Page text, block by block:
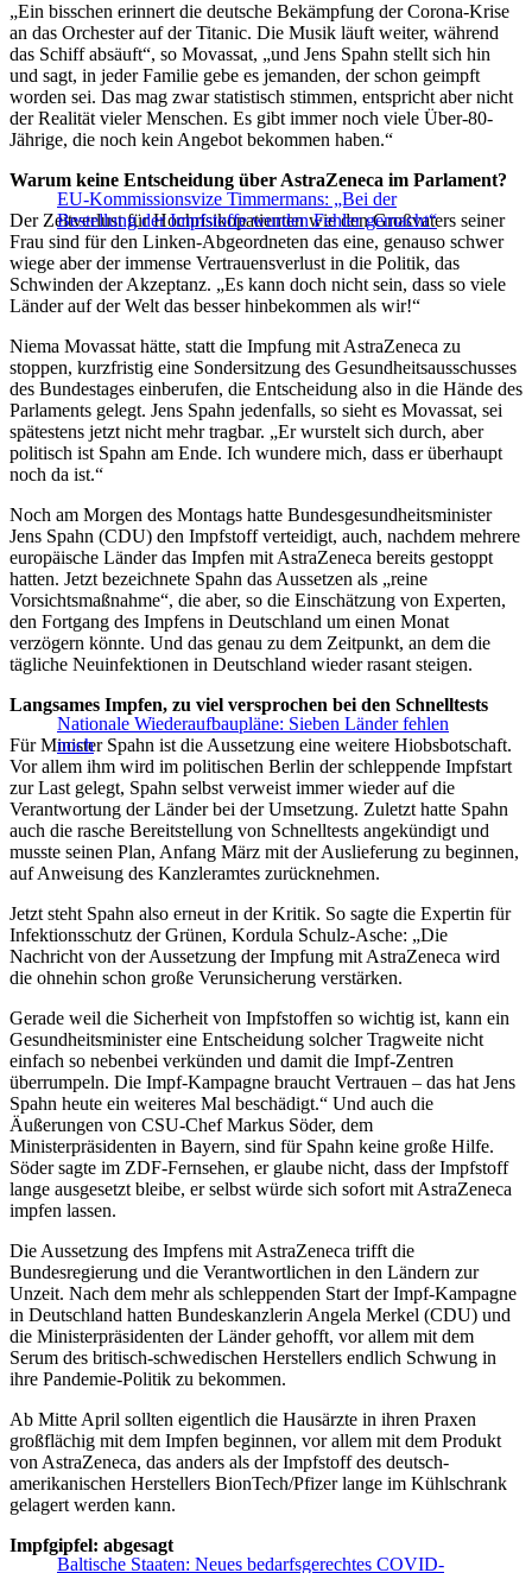
„Ein bisschen erinnert die deutsche Bekämpfung der Corona-Krise
an das Orchester auf der Titanic. Die Musik läuft weiter, während
das Schiff absäuft“, so Movassat, „und Jens Spahn stellt sich hin
und sagt, in jeder Familie gebe es jemanden, der schon geimpft
worden sei. Das mag zwar statistisch stimmen, entspricht aber nicht
der Realität vieler Menschen. Es gibt immer noch viele Über-80-
Jährige, die noch kein Angebot bekommen haben.“
EU-Kommissionsvize Timmermans: „Bei der
Bestellung der Impfstoffe wurden Fehler gemacht“
Warum keine Entscheidung über AstraZeneca im Parlament?
Der Zeitverlust für Hochrisikopatienten wie den Großvaters seiner
Frau sind für den Linken-Abgeordneten das eine, genauso schwer
wiege aber der immense Vertrauensverlust in die Politik, das
Schwinden der Akzeptanz. „Es kann doch nicht sein, dass so viele
Länder auf der Welt das besser hinbekommen als wir!“
Niema Movassat hätte, statt die Impfung mit AstraZeneca zu
stoppen, kurzfristig eine Sondersitzung des Gesundheitsausschusses
des Bundestages einberufen, die Entscheidung also in die Hände des
Parlaments gelegt. Jens Spahn jedenfalls, so sieht es Movassat, sei
spätestens jetzt nicht mehr tragbar. „Er wurstelt sich durch, aber
politisch ist Spahn am Ende. Ich wundere mich, dass er überhaupt
noch da ist.“
Noch am Morgen des Montags hatte Bundesgesundheitsminister
Jens Spahn (CDU) den Impfstoff verteidigt, auch, nachdem mehrere
europäische Länder das Impfen mit AstraZeneca bereits gestoppt
hatten. Jetzt bezeichnete Spahn das Aussetzen als „reine
Vorsichtsmaßnahme“, die aber, so die Einschätzung von Experten,
den Fortgang des Impfens in Deutschland um einen Monat
verzögern könnte. Und das genau zu dem Zeitpunkt, an dem die
tägliche Neuinfektionen in Deutschland wieder rasant steigen.
Nationale Wiederaufbaupläne: Sieben Länder fehlen
noch
Langsames Impfen, zu viel versprochen bei den Schnelltests
Für Minister Spahn ist die Aussetzung eine weitere Hiobsbotschaft.
Vor allem ihm wird im politischen Berlin der schleppende Impfstart
zur Last gelegt, Spahn selbst verweist immer wieder auf die
Verantwortung der Länder bei der Umsetzung. Zuletzt hatte Spahn
auch die rasche Bereitstellung von Schnelltests angekündigt und
musste seinen Plan, Anfang März mit der Auslieferung zu beginnen,
auf Anweisung des Kanzleramtes zurücknehmen.
Jetzt steht Spahn also erneut in der Kritik. So sagte die Expertin für
Infektionsschutz der Grünen, Kordula Schulz-Asche: „Die
Nachricht von der Aussetzung der Impfung mit AstraZeneca wird
die ohnehin schon große Verunsicherung verstärken.
Gerade weil die Sicherheit von Impfstoffen so wichtig ist, kann ein
Gesundheitsminister eine Entscheidung solcher Tragweite nicht
einfach so nebenbei verkünden und damit die Impf-Zentren
überrumpeln. Die Impf-Kampagne braucht Vertrauen – das hat Jens
Spahn heute ein weiteres Mal beschädigt.“ Und auch die
Äußerungen von CSU-Chef Markus Söder, dem
Ministerpräsidenten in Bayern, sind für Spahn keine große Hilfe.
Söder sagte im ZDF-Fernsehen, er glaube nicht, dass der Impfstoff
lange ausgesetzt bleibe, er selbst würde sich sofort mit AstraZeneca
impfen lassen.
Die Aussetzung des Impfens mit AstraZeneca trifft die
Bundesregierung und die Verantwortlichen in den Ländern zur
Unzeit. Nach dem mehr als schleppenden Start der Impf-Kampagne
in Deutschland hatten Bundeskanzlerin Angela Merkel (CDU) und
die Ministerpräsidenten der Länder gehofft, vor allem mit dem
Serum des britisch-schwedischen Herstellers endlich Schwung in
ihre Pandemie-Politik zu bekommen.
Ab Mitte April sollten eigentlich die Hausärzte in ihren Praxen
großflächig mit dem Impfen beginnen, vor allem mit dem Produkt
von AstraZeneca, das anders als der Impfstoff des deutsch-
amerikanischen Herstellers BionTech/Pfizer lange im Kühlschrank
gelagert werden kann.
Baltische Staaten: Neues bedarfsgerechtes COVID-
Impfgipfel: abgesagt